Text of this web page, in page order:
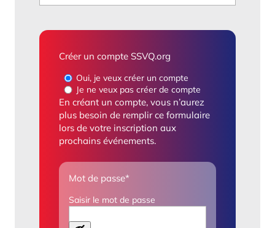
Créer un compte SSVQ.org
Oui, je veux créer un compte
Je ne veux pas créer de compte
En créant un compte, vous n’aurez
plus besoin de remplir ce formulaire
lors de votre inscription aux
prochains événements.
Mot de passe*
Saisir le mot de passe